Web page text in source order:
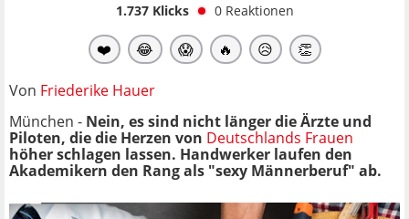
1.737Klicks 0 Reaktionen
❤️ 😂 😱 🔥 😥 👏
Von Friederike Hauer
München - Nein, es sind nicht länger die Ärzte und
Piloten, die die Herzen von Deutschlands Frauen
höher schlagen lassen. Handwerker laufen den
Akademikern den Rang als "sexy Männerberuf" ab.